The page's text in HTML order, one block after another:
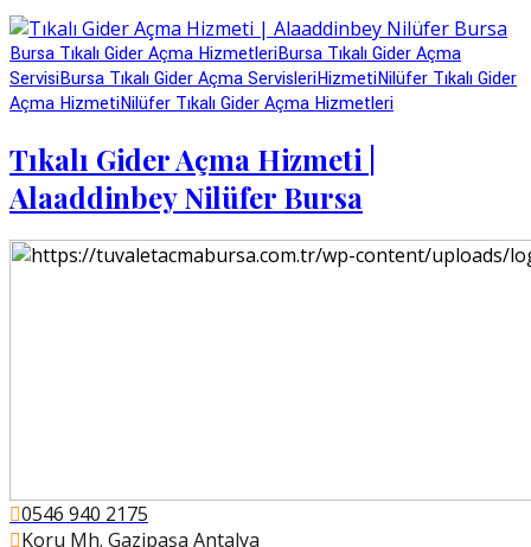
Bursa Tıkalı Gider Açma HizmetleriBursa Tıkalı Gider Açma
ServisiBursa Tıkalı Gider Açma ServisleriHizmetiNilüfer Tıkalı Gider
Açma HizmetiNilüfer Tıkalı Gider Açma Hizmetleri
Tıkalı Gider Açma Hizmeti |
Alaaddinbey Nilüfer Bursa
0546 940 2175
Koru Mh. Gazipaşa Antalya